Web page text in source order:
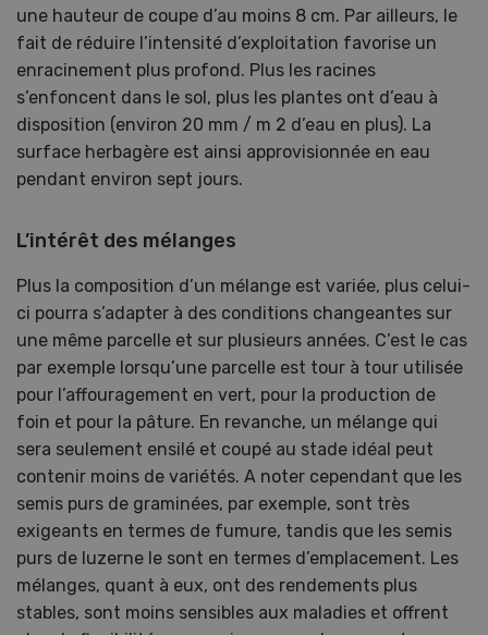
une hauteur de coupe d’au moins 8 cm. Par ailleurs, le
fait de réduire l’intensité d’exploitation favorise un
enracinement plus profond. Plus les racines
s’enfoncent dans le sol, plus les plantes ont d’eau à
disposition (environ 20 mm / m 2 d’eau en plus). La
surface herbagère est ainsi approvisionnée en eau
pendant environ sept jours.
L’intérêt des mélanges
Plus la composition d’un mélange est variée, plus celui-
ci pourra s’adapter à des conditions changeantes sur
une même parcelle et sur plusieurs années. C’est le cas
par exemple lorsqu’une parcelle est tour à tour utilisée
pour l’affouragement en vert, pour la production de
foin et pour la pâture. En revanche, un mélange qui
sera seulement ensilé et coupé au stade idéal peut
contenir moins de variétés. A noter cependant que les
semis purs de graminées, par exemple, sont très
exigeants en termes de fumure, tandis que les semis
purs de luzerne le sont en termes d’emplacement. Les
mélanges, quant à eux, ont des rendements plus
stables, sont moins sensibles aux maladies et offrent